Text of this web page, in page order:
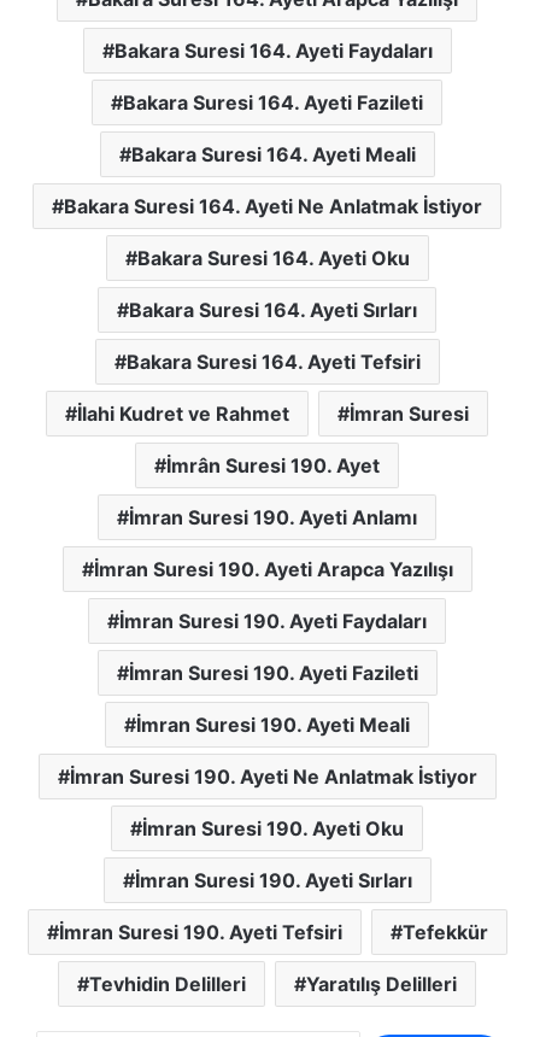
Bakara Suresi 164. Ayeti Faydaları
Bakara Suresi 164. Ayeti Fazileti
Bakara Suresi 164. Ayeti Meali
Bakara Suresi 164. Ayeti Ne Anlatmak İstiyor
Bakara Suresi 164. Ayeti Oku
Bakara Suresi 164. Ayeti Sırları
Bakara Suresi 164. Ayeti Tefsiri
İlahi Kudret ve Rahmet İmran Suresi
İmrân Suresi 190. Ayet
İmran Suresi 190. Ayeti Anlamı
İmran Suresi 190. Ayeti Arapca Yazılışı
İmran Suresi 190. Ayeti Faydaları
İmran Suresi 190. Ayeti Fazileti
İmran Suresi 190. Ayeti Meali
İmran Suresi 190. Ayeti Ne Anlatmak İstiyor
İmran Suresi 190. Ayeti Oku
İmran Suresi 190. Ayeti Sırları
İmran Suresi 190. Ayeti Tefsiri Tefekkür
Tevhidin Delilleri Yaratılış Delilleri